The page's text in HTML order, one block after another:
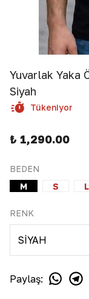
Yuvarlak Yaka
Siyah
Tükeniyor
₺ 1,290.00
BEDEN
M
S L
RENK
Paylaş: